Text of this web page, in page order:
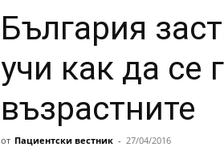
България
учи как да се
възрастните
от Пациентски вестник - 27/04/2016